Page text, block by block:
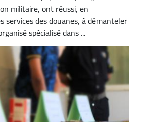
militaire, ont réussi, en
services des douanes, à démanteler
spécialisé dans ...